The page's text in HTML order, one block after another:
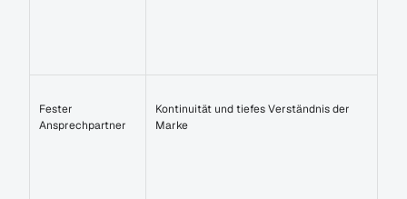
Fester
Ansprechpartner
Kontinuität und tiefes Verständnis der
Marke